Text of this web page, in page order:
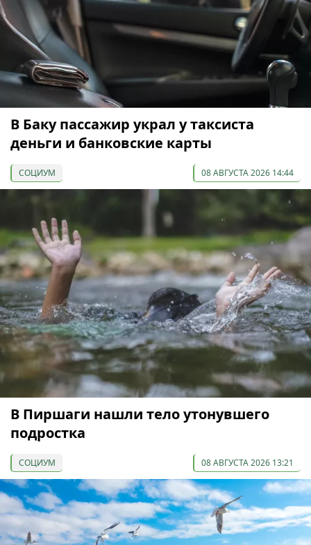
В Баку пассажир украл у таксиста
деньги и банковские карты
СОЦИУМ 08 АВГУСТА 2026 14:44
В Пиршаги нашли тело утонувшего
подростка
СОЦИУМ 08 АВГУСТА 2026 13:21